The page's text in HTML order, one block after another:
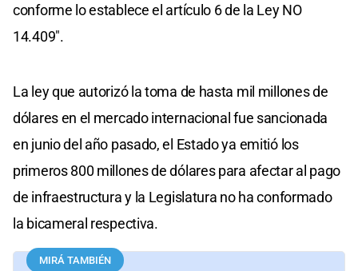
conforme lo establece el artículo 6 de la Ley NO
14.409".
La ley que autorizó la toma de hasta mil millones de
dólares en el mercado internacional fue sancionada
en junio del año pasado, el Estado ya emitió los
primeros 800 millones de dólares para afectar al pago
de infraestructura y la Legislatura no ha conformado
la bicameral respectiva.
MIRÁ TAMBIÉN